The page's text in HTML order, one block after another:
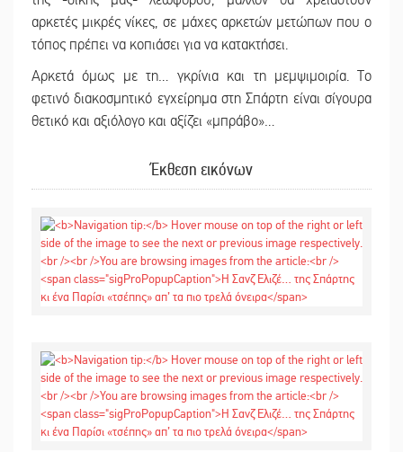
αρκετές μικρές νίκες, σε μάχες αρκετών μετώπων που ο
τόπος πρέπει να κοπιάσει για να κατακτήσει.
Αρκετά όμως με τη… γκρίνια και τη μεμψιμοιρία. Το
φετινό διακοσμητικό εγχείρημα στη Σπάρτη είναι σίγουρα
θετικό και αξιόλογο και αξίζει «μπράβο»…
Έκθεση εικόνων